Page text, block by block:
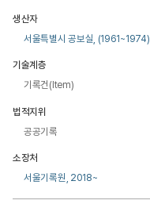
생산자
서울특별시 공보실, (1961~1974)
기술계층
기록건(Item)
법적지위
공공기록
소장처
서울기록원, 2018~